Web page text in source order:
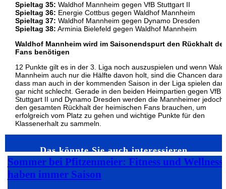
Spieltag 35: Waldhof Mannheim gegen VfB Stuttgart II
Spieltag 36: Energie Cottbus gegen Waldhof Mannheim
Spieltag 37: Waldhof Mannheim gegen Dynamo Dresden
Spieltag 38: Arminia Bielefeld gegen Waldhof Mannheim
Waldhof Mannheim wird im Saisonendspurt den Rückhalt der
Fans benötigen
12 Punkte gilt es in der 3. Liga noch auszuspielen und wenn
Mannheim auch nur die Hälfte davon holt, sind die Chancen
dass man auch in der kommenden Saison in der Liga spielen
gar nicht schlecht. Gerade in den beiden Heimpartien gegen VfB
Stuttgart II und Dynamo Dresden werden die Mannheimer jedoch
den gesamten Rückhalt der heimischen Fans brauchen, um
erfolgreich vom Platz zu gehen und wichtige Punkte für den
Klassenerhalt zu sammeln.
Das könnte Sie auch interessieren…
Sommer bei Pfitzenmeier: Fitness und Wellness
haben immer Saison